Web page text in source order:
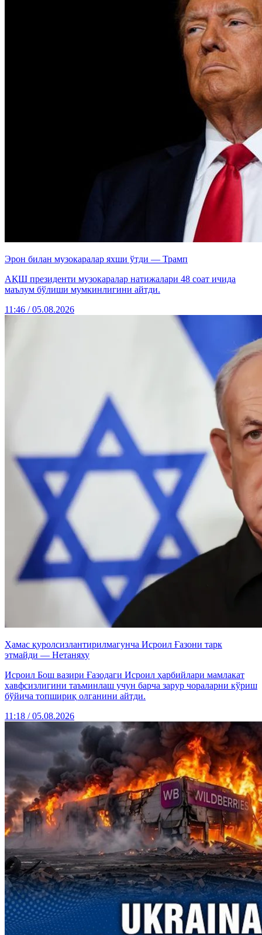
Эрон билан музокаралар яхши ўтди — Трамп
АҚШ президенти музокаралар натижалари 48 соат ичида
маълум бўлиши мумкинлигини айтди.
11:46 / 05.08.2026
Ҳамас қуролсизлантирилмагунча Исроил Ғазони тарк
этмайди — Нетаняху
Исроил Бош вазири Ғазодаги Исроил ҳарбийлари мамлакат
хавфсизлигини таъминлаш учун барча зарур чораларни кўриш
бўйича топшириқ олганини айтди.
11:18 / 05.08.2026